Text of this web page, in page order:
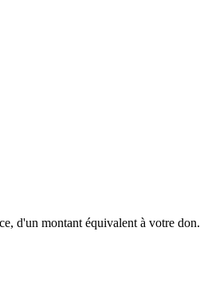
d'un montant équivalent à votre don.